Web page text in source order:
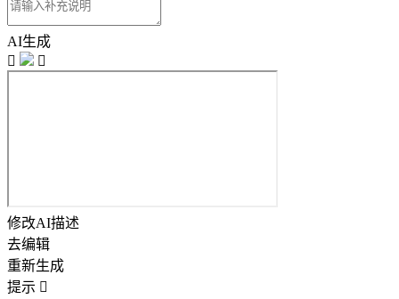
AI生成


修改AI描述
去编辑
重新生成
提示 